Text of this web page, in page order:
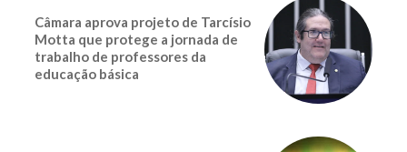
Câmara aprova projeto de Tarcísio
Motta que protege a jornada de
trabalho de professores da
educação básica